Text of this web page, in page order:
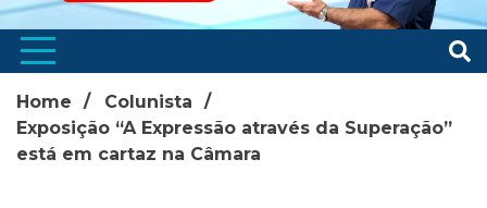
Home
Colunista
Exposição “A Expressão através da Superação”
está em cartaz na Câmara